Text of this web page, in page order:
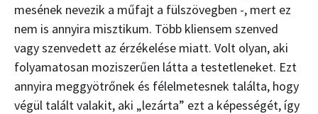
mesének nevezik a műfajt a fülszövegben -, mert ez
nem is annyira misztikum. Több kliensem szenved
vagy szenvedett az érzékelése miatt. Volt olyan, aki
folyamatosan moziszerűen látta a testetleneket. Ezt
annyira meggyötrőnek és félelmetesnek találta, hogy
végül talált valakit, aki „lezárta” ezt a képességét, így